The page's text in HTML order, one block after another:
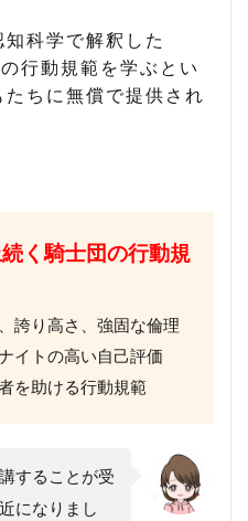
科学で解釈した
行動規範を学ぶとい
ちに無償で提供され
続く騎士団の行動規
誇り高さ、強固な倫理
イトの高い自己評価
を助ける行動規範
することが受
になりまし